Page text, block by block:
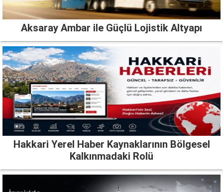
Aksaray Ambar ile Güçlü Lojistik Altyapı
Hakkari Yerel Haber Kaynaklarının Bölgesel
Kalkınmadaki Rolü